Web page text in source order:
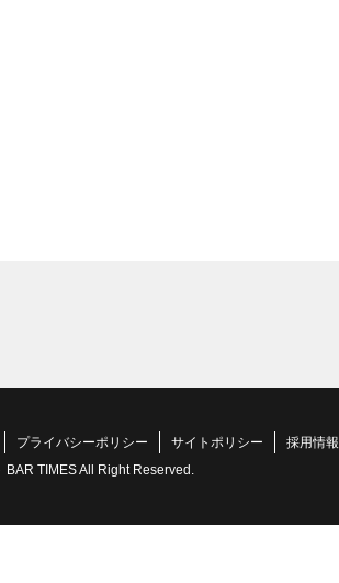
プライバシーポリシー サイトポリシー
採用情報
TIMES All Right Reserved.